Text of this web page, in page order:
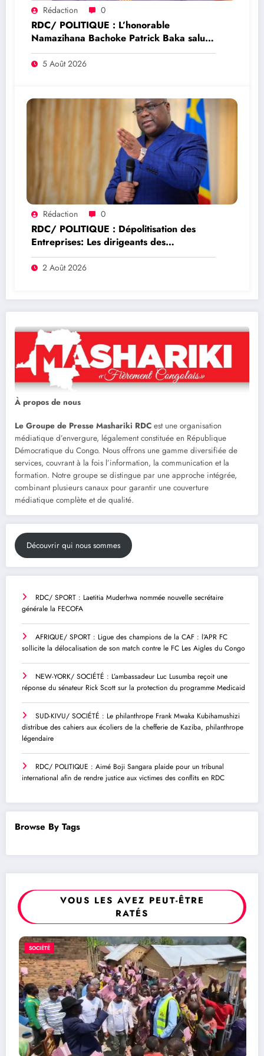
Rédaction 0
RDC/ POLITIQUE : L’honorable
Namazihana Bachoke Patrick Baka salue
la suspension de l’arrêté interministériel
sur l’économie numérique
5 Août 2026
Rédaction 0
RDC/ POLITIQUE : Dépolitisation des
Entreprises: Les dirigeants des
entreprises publiques bientôt recrutés par
concours
2 Août 2026
À propos de nous
Le Groupe de Presse Mashariki RDC est une organisation
médiatique d’envergure, légalement constituée en République
Démocratique du Congo. Nous offrons une gamme diversifiée de
services, couvrant à la fois l’information, la communication et la
formation. Notre groupe se distingue par une approche intégrée,
combinant plusieurs canaux pour garantir une couverture
médiatique complète et de qualité.
Découvrir qui nous sommes
RDC/ SPORT : Laetitia Muderhwa nommée nouvelle secrétaire
générale la FECOFA
AFRIQUE/ SPORT : Ligue des champions de la CAF : l’APR FC
sollicite la délocalisation de son match contre le FC Les Aigles du Congo
NEW-YORK/ SOCIÉTÉ : L’ambassadeur Luc Lusumba reçoit une
réponse du sénateur Rick Scott sur la protection du programme Medicaid
SUD-KIVU/ SOCIÉTÉ : Le philanthrope Frank Mwaka Kubihamushizi
distribue des cahiers aux écoliers de la chefferie de Kaziba, philanthrope
légendaire
RDC/ POLITIQUE : Aimé Boji Sangara plaide pour un tribunal
international afin de rendre justice aux victimes des conflits en RDC
Browse By Tags
VOUS LES AVEZ PEUT-ÊTRE
RATÉS
POLITIQUE